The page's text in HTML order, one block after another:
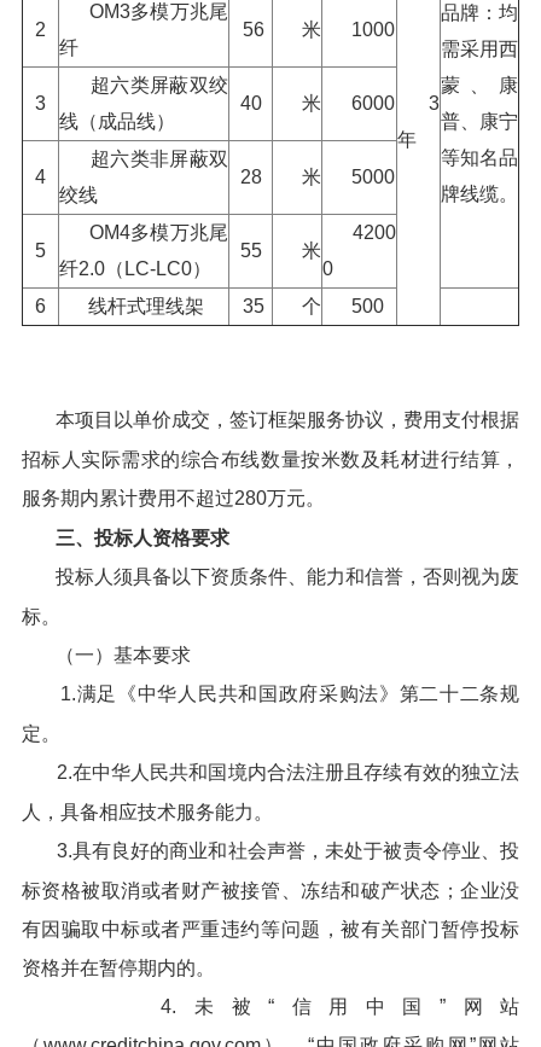
3
年
品牌：均
需采用西
蒙、康
普、康宁
等知名品
牌线缆。
2
OM3多模万兆尾
纤
56 米 1000
3
超六类屏蔽双绞
线（成品线）
40 米 6000
4
超六类非屏蔽双
绞线
28 米 5000
5
OM4多模万兆尾
纤2.0（LC-LC0）
55 米
4200
0
6
线杆式理线架 35 个 500
本项目以单价成交，签订框架服务协议，费用支付根据
招标人实际需求的综合布线数量按米数及耗材进行结算，
服务期内累计费用不超过280万元。
三、投标人资格要求
投标人须具备以下资质条件、能力和信誉，否则视为废
标。
（一）基本要求
1.满足《中华人民共和国政府采购法》第二十二条规
定。
2.在中华人民共和国境内合法注册且存续有效的独立法
人，具备相应技术服务能力。
3.具有良好的商业和社会声誉，未处于被责令停业、投
标资格被取消或者财产被接管、冻结和破产状态；企业没
有因骗取中标或者严重违约等问题，被有关部门暂停投标
资格并在暂停期内的。
4.未被“信用中国”网站